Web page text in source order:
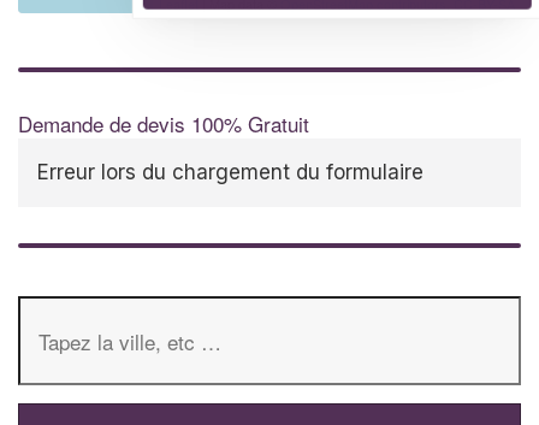
Demande de devis 100% Gratuit
Erreur lors du chargement du formulaire